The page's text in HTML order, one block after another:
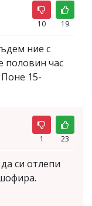
10 19
ние с
половин час
15-
1 23
си отлепи